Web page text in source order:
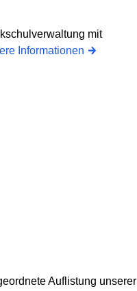
mit
Informationen
Auflistung unserer